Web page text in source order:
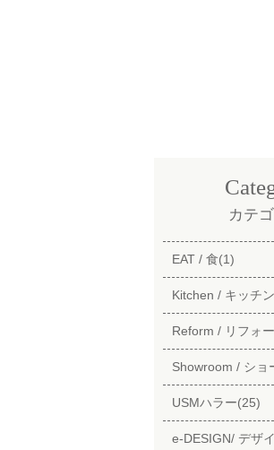
カテ
EAT / 食(1)
Kitchen / キッチ
Reform / リフォ
Showroom / ショ
USMハラー(25)
e-DESIGN/ デザ